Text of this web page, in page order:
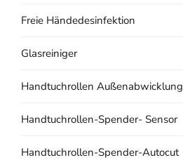
Freie Händedesinfektion
Glasreiniger
Handtuchrollen Außenabwicklung
Handtuchrollen-Spender- Sensor
Handtuchrollen-Spender-Autocut